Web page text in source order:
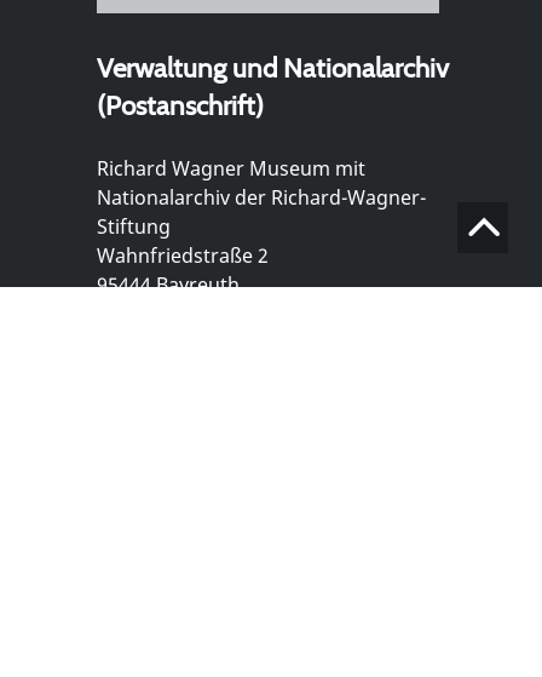
Verwaltung und Nationalarchiv
(Postanschrift)
Richard Wagner Museum mit
Nationalarchiv der Richard-Wagner-
Stiftung
Wahnfriedstraße 2
95444 Bayreuth